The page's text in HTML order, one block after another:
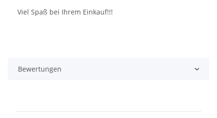
Viel Spaß bei Ihrem Einkauf!!!
Bewertungen